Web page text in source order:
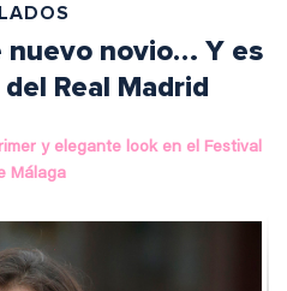
nuevo novio… Y es
Real Madrid
y elegante look en el Festival
Málaga